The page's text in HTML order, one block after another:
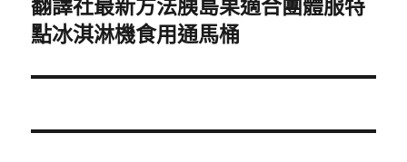
下
一
文
翻譯社最新方法胰島果適合團體服特
點冰淇淋機食用通馬桶